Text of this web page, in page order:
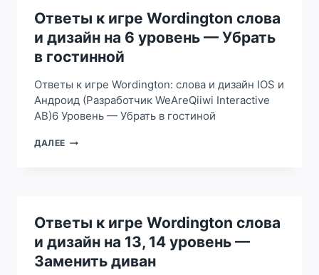
ДИЗАЙН
НА
35
УРОВЕНЬ
—
НОВЫЙ
ДЕНЬ
Ответы к игре Wordington слова
и дизайн на 6 уровень — Убрать
в гостинной
Ответы к игре Wordington: слова и дизайн IOS и
Андроид (Разработчик WeAreQiiwi Interactive
AB)6 Уровень — Убрать в гостиной
ДАЛЕЕ ОТВЕТЫ
ДИЗАЙН
НА
6
УРОВЕНЬ
—
Ответы к игре Wordington слова
и дизайн на 13, 14 уровень —
Заменить диван